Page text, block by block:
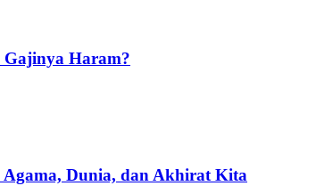
Gajinya Haram?
Dunia, dan Akhirat Kita